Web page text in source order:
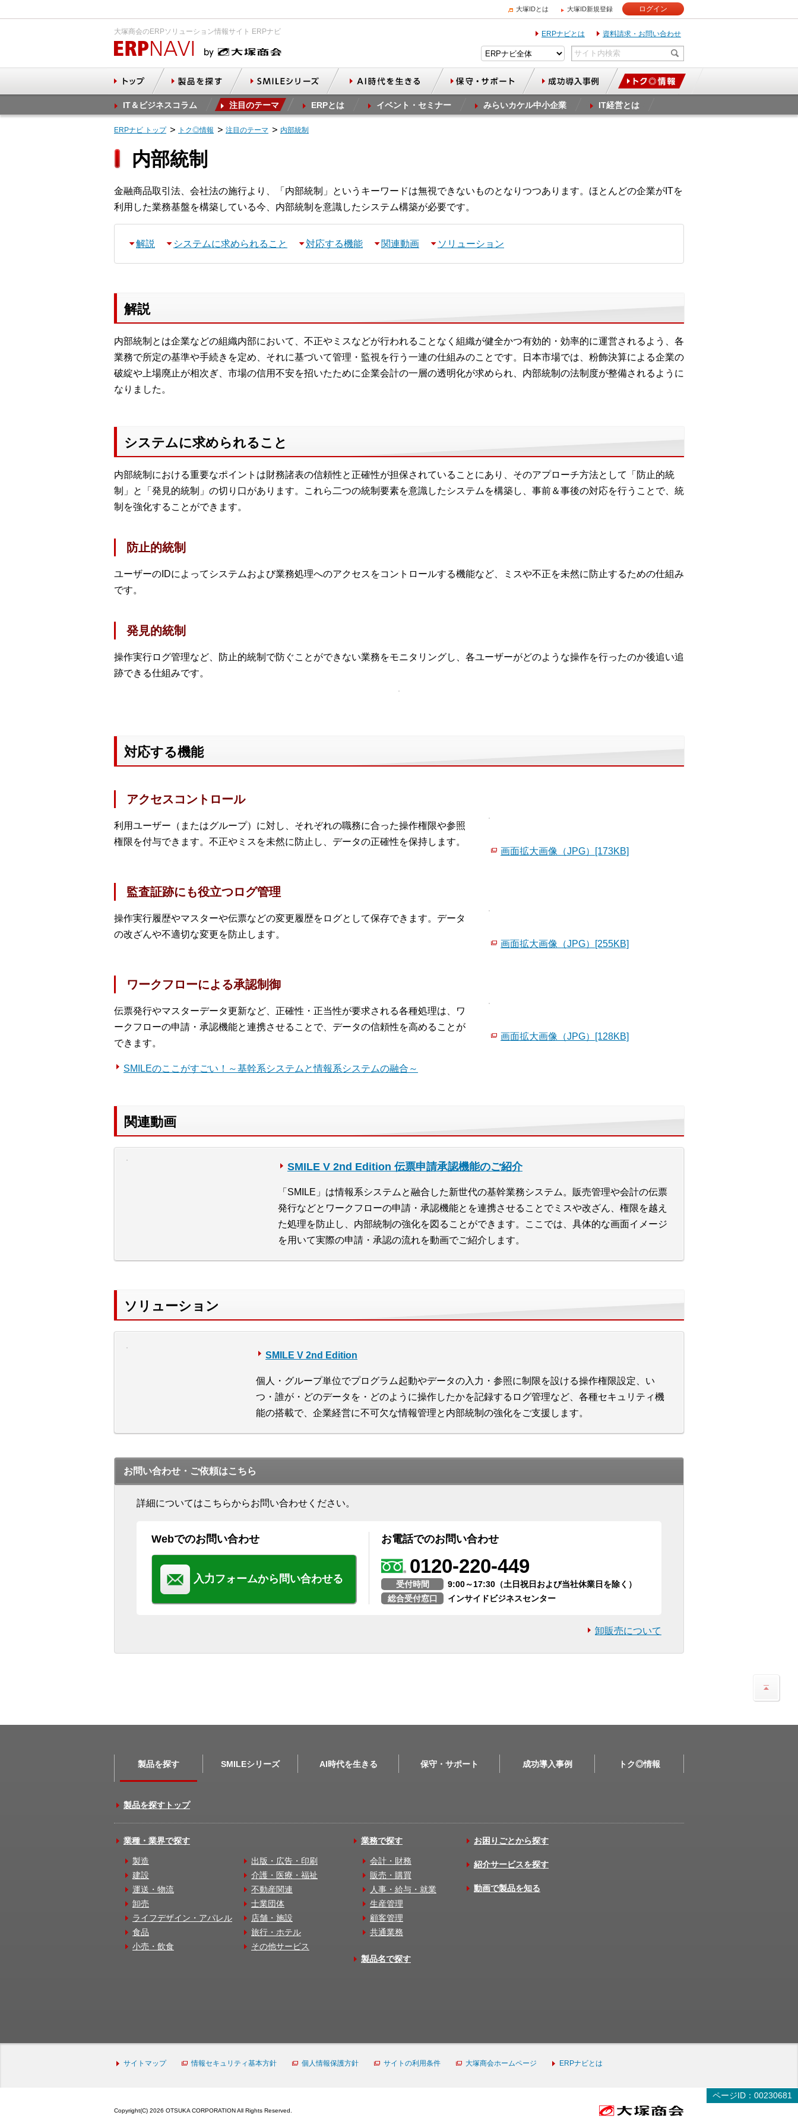
大塚IDとは 大塚ID新規登録 ログイン
大塚商会のERPソリューション情報サイト ERPナビ ERPナビとは 資料請求・お問い合わせ
IT＆ビジネスコラム 注目のテーマ ERPとは イベント・セミナー みらいカケル中小企業 IT経営とは
ERPナビ トップ トク◎情報 注目のテーマ 内部統制
内部統制
金融商品取引法、会社法の施行より、「内部統制」というキーワードは無視できないものとなりつつあります。ほとんどの企業がITを
利用した業務基盤を構築している今、内部統制を意識したシステム構築が必要です。
解説 システムに求められること 対応する機能 関連動画 ソリューション
解説
内部統制とは企業などの組織内部において、不正やミスなどが行われることなく組織が健全かつ有効的・効率的に運営されるよう、各
業務で所定の基準や手続きを定め、それに基づいて管理・監視を行う一連の仕組みのことです。日本市場では、粉飾決算による企業の
破綻や上場廃止が相次ぎ、市場の信用不安を招いたために企業会計の一層の透明化が求められ、内部統制の法制度が整備されるように
なりました。
システムに求められること
内部統制における重要なポイントは財務諸表の信頼性と正確性が担保されていることにあり、そのアプローチ方法として「防止的統
制」と「発見的統制」の切り口があります。これら二つの統制要素を意識したシステムを構築し、事前＆事後の対応を行うことで、統
制を強化することができます。
防止的統制
ユーザーのIDによってシステムおよび業務処理へのアクセスをコントロールする機能など、ミスや不正を未然に防止するための仕組み
です。
発見的統制
操作実行ログ管理など、防止的統制で防ぐことができない業務をモニタリングし、各ユーザーがどのような操作を行ったのか後追い追
跡できる仕組みです。
対応する機能
アクセスコントロール
利用ユーザー（またはグループ）に対し、それぞれの職務に合った操作権限や参照
権限を付与できます。不正やミスを未然に防止し、データの正確性を保持します。
画面拡大画像（JPG）[173KB]
監査証跡にも役立つログ管理
操作実行履歴やマスターや伝票などの変更履歴をログとして保存できます。データ
の改ざんや不適切な変更を防止します。
画面拡大画像（JPG）[255KB]
ワークフローによる承認制御
伝票発行やマスターデータ更新など、正確性・正当性が要求される各種処理は、ワ
ークフローの申請・承認機能と連携させることで、データの信頼性を高めることが
できます。
SMILEのここがすごい！～基幹系システムと情報系システムの融合～
画面拡大画像（JPG）[128KB]
関連動画
SMILE V 2nd Edition 伝票申請承認機能のご紹介
「SMILE」は情報系システムと融合した新世代の基幹業務システム。販売管理や会計の伝票
発行などとワークフローの申請・承認機能とを連携させることでミスや改ざん、権限を越え
た処理を防止し、内部統制の強化を図ることができます。ここでは、具体的な画面イメージ
を用いて実際の申請・承認の流れを動画でご紹介します。
ソリューション
SMILE V 2nd Edition
個人・グループ単位でプログラム起動やデータの入力・参照に制限を設ける操作権限設定、い
つ・誰が・どのデータを・どのように操作したかを記録するログ管理など、各種セキュリティ機
能の搭載で、企業経営に不可欠な情報管理と内部統制の強化をご支援します。
お問い合わせ・ご依頼はこちら
詳細についてはこちらからお問い合わせください。
Webでのお問い合わせ
入力フォームから問い合わせる
お電話でのお問い合わせ
0120-220-449
受付時間
9:00～17:30（土日祝日および当社休業日を除く）
総合受付窓口
インサイドビジネスセンター
卸販売について
ページID：00230681
製品を探す SMILEシリーズ AI時代を生きる 保守・サポート 成功導入事例 トク◎情報
製品を探すトップ
業種・業界で探す
製造
建設
運送・物流
卸売
ライフデザイン・アパレル
食品
小売・飲食
出版・広告・印刷
介護・医療・福祉
不動産関連
士業団体
店舗・施設
旅行・ホテル
その他サービス
業務で探す
会計・財務
販売・購買
人事・給与・就業
生産管理
顧客管理
共通業務
製品名で探す
お困りごとから探す
紹介サービスを探す
動画で製品を知る
サイトマップ 情報セキュリティ基本方針 個人情報保護方針 サイトの利用条件 大塚商会ホームページ ERPナビとは
Copyright(C) 2026 OTSUKA CORPORATION All Rights Reserved.